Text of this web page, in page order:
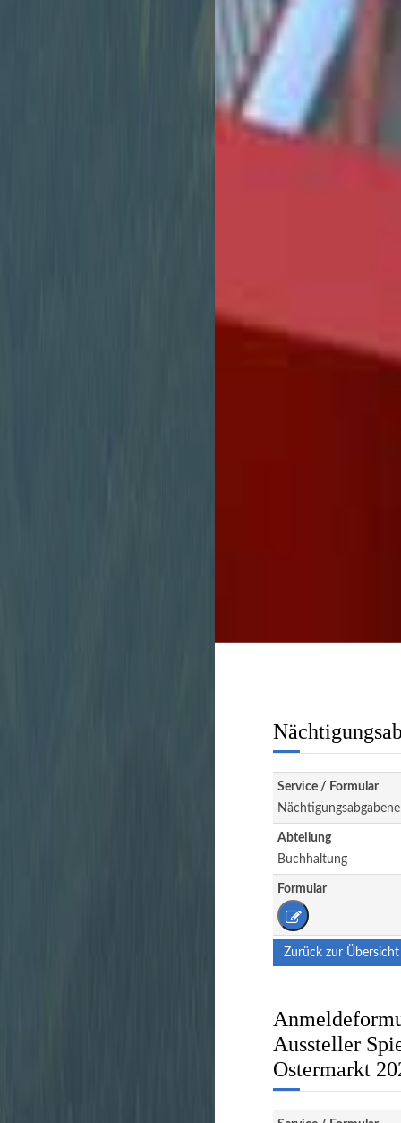
Service / Formular
Abteilung
Buchhaltung
Formular
Zurück zur Übersicht
Aussteller
Ostermarkt